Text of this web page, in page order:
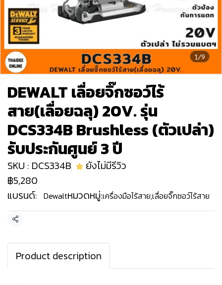
1/9
DEWALT เลื่อยจิ๊กซอว์ไร้
สาย(เลื่อยฉลุ) 20V. รุ่น
DCS334B Brushless (ตัวเปล่า)
รับประกันศูนย์ 3 ปี
SKU : DCS334B
ยังไม่มีรีวิว
฿5,280
แบรนด์: Dewaltหมวดหมู่:เครื่องมือไร้สาย,เลื่อยจิ๊กซอว์ไร้สาย
แชร์
Product description